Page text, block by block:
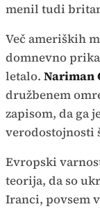
menil tudi
Več ameriških
domnevno
letalo. Nariman
družbenem
zapisom, da ga
verodostojnosti
Evropski
teorija, da so
Iranci, povsem